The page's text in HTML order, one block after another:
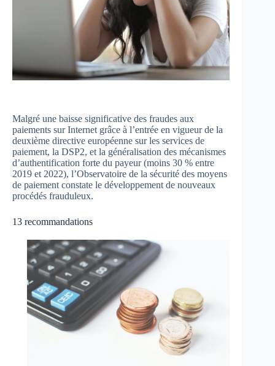
Malgré une baisse significative des fraudes aux
paiements sur Internet grâce à l’entrée en vigueur de la
deuxième directive européenne sur les services de
paiement, la DSP2, et la généralisation des mécanismes
d’authentification forte du payeur (moins 30 % entre
2019 et 2022), l’Observatoire de la sécurité des moyens
de paiement constate le développement de nouveaux
procédés frauduleux.
13 recommandations